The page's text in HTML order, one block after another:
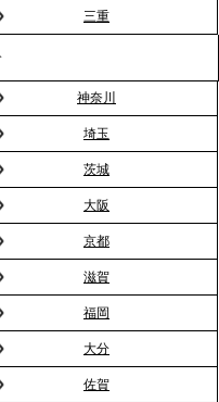
しても注目され
お花見」の法人利
に桜が届く福利厚生
スが「１日限定の
を格上げする《出張
三重
神奈川
埼玉
茨城
大阪
京都
滋賀
福岡
大分
佐賀